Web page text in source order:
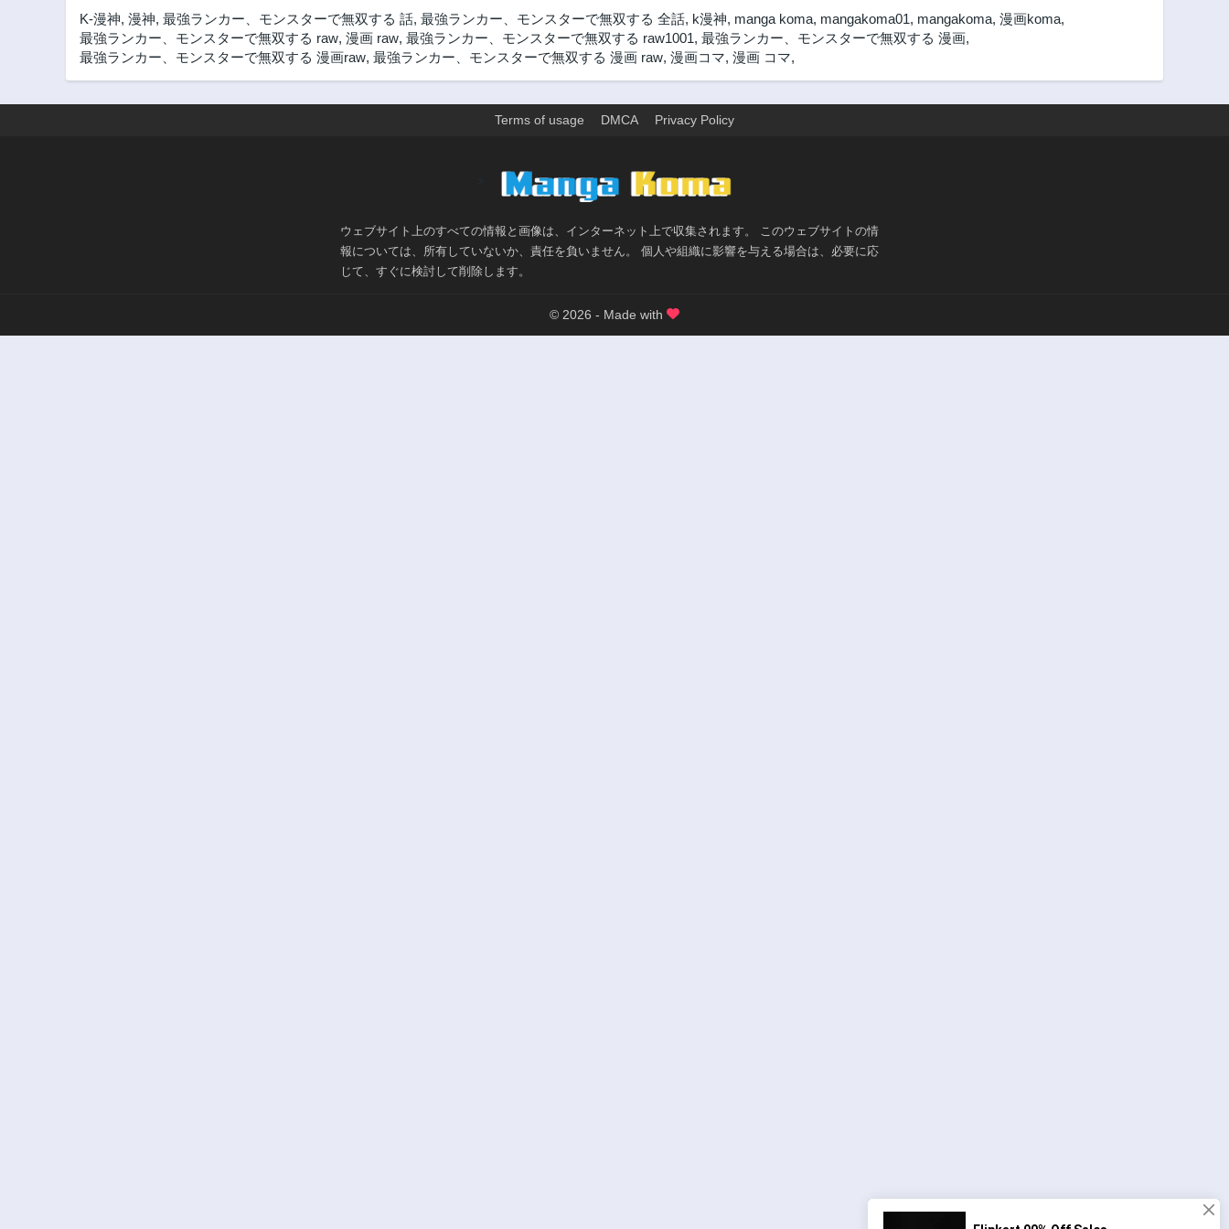
K-漫神, 漫神, 最強ランカー、モンスターで無双する 話, 最強ランカー、モンスターで無双する 全話, k漫神, manga koma, mangakoma01, mangakoma, 漫画koma,
最強ランカー、モンスターで無双する raw, 漫画 raw, 最強ランカー、モンスターで無双する raw1001, 最強ランカー、モンスターで無双する 漫画,
最強ランカー、モンスターで無双する 漫画raw, 最強ランカー、モンスターで無双する 漫画 raw, 漫画コマ, 漫画 コマ,
Terms of usage DMCA Privacy Policy
ウェブサイト上のすべての情報と画像は、インターネット上で収集されます。 このウェブサイトの情
報については、所有していないか、責任を負いません。 個人や組織に影響を与える場合は、必要に応
じて、すぐに検討して削除します。
© 2026 - Made with